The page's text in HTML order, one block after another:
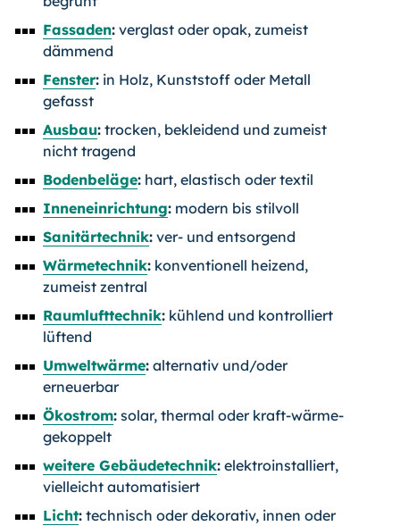
Fassaden: verglast oder opak, zumeist
dämmend
Fenster: in Holz, Kunststoff oder Metall
gefasst
Ausbau: trocken, bekleidend und zumeist
nicht tragend
Bodenbeläge: hart, elastisch oder textil
Inneneinrichtung: modern bis stilvoll
Sanitärtechnik: ver- und entsorgend
Wärmetechnik: konventionell heizend,
zumeist zentral
Raumlufttechnik: kühlend und kontrolliert
lüftend
Umweltwärme: alternativ und/oder
erneuerbar
Ökostrom: solar, thermal oder kraft-wärme-
gekoppelt
weitere Gebäudetechnik: elektroinstalliert,
vielleicht automatisiert
Licht: technisch oder dekorativ, innen oder